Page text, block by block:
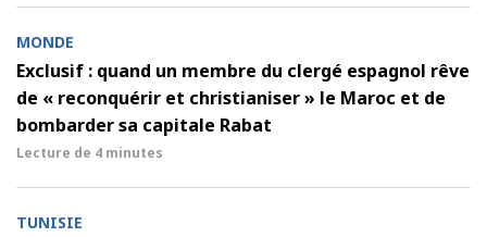
MONDE
Exclusif : quand un membre du clergé espagnol rêve
de « reconquérir et christianiser » le Maroc et de
bombarder sa capitale Rabat
Lecture de 4 minutes
TUNISIE